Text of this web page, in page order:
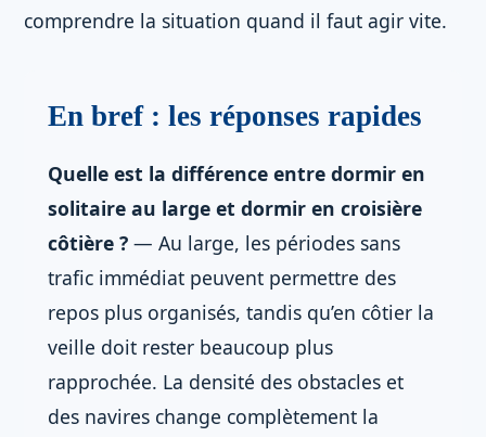
comprendre la situation quand il faut agir vite.
En bref : les réponses rapides
Quelle est la différence entre dormir en
solitaire au large et dormir en croisière
côtière ? — Au large, les périodes sans
trafic immédiat peuvent permettre des
repos plus organisés, tandis qu’en côtier la
veille doit rester beaucoup plus
rapprochée. La densité des obstacles et
des navires change complètement la